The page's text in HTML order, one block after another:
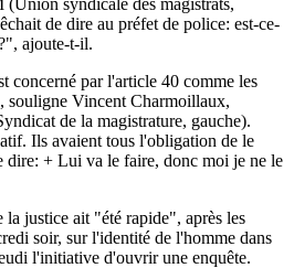
de dire au préfet de police: est-ce-
ajoute-t-il.
concerné par l'article 40 comme les
souligne Vincent Charmoillaux,
de la magistrature, gauche).
Ils avaient tous l'obligation de le
dire: + Lui va le faire, donc moi je ne le
justice ait "été rapide", après les
soir, sur l'identité de l'homme dans
l'initiative d'ouvrir une enquête.